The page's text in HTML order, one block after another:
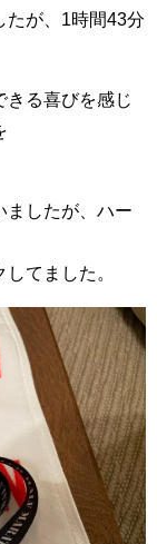
たが、1時間43分
きる喜びを感じ
ましたが、ハー
てました。